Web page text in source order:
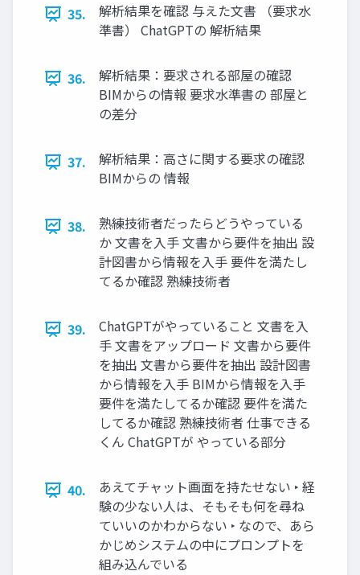
35.
解析結果を確認 与えた文書 （要求水
準書） ChatGPTの 解析結果
36.
解析結果：要求される部屋の確認
BIMからの情報 要求水準書の 部屋と
の差分
37.
解析結果：高さに関する要求の確認
BIMからの 情報
38.
熟練技術者だったらどうやっている
か 文書を入手 文書から要件を抽出 設
計図書から情報を入手 要件を満たし
てるか確認 熟練技術者
39.
ChatGPTがやっていること 文書を入
手 文書をアップロード 文書から要件
を抽出 文書から要件を抽出 設計図書
から情報を入手 BIMから情報を入手
要件を満たしてるか確認 要件を満た
してるか確認 熟練技術者 仕事できる
くん ChatGPTが やっている部分
40.
あえてチャット画面を持たせない ‣ 経
験の少ない人は、そもそも何を尋ね
ていいのかわからない ‣ なので、あら
かじめシステムの中にプロンプトを
組み込んでいる